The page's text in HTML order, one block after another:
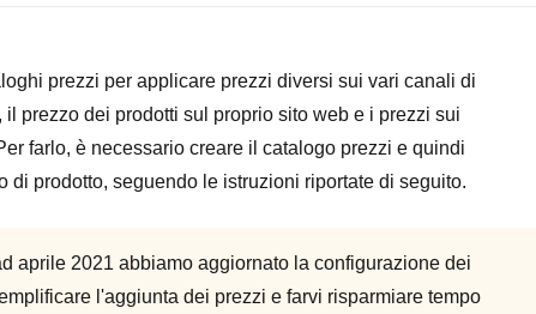
prezzi per applicare prezzi diversi sui vari canali di
prezzo dei prodotti sul proprio sito web e i prezzi sui
farlo, è necessario creare il catalogo prezzi e quindi
di prodotto, seguendo le istruzioni riportate di seguito.
aprile 2021 abbiamo aggiornato la configurazione dei
l'aggiunta dei prezzi e farvi risparmiare tempo